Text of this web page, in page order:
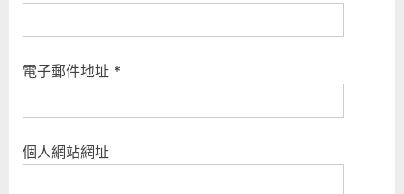
電子郵件地址 *
個人網站網址